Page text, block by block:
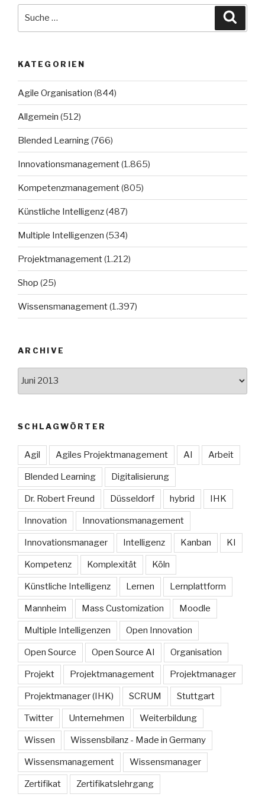
KATEGORIEN
Agile Organisation (844)
Allgemein (512)
Blended Learning(766)
Innovationsmanagement(1.865)
Kompetenzmanagement(805)
Künstliche Intelligenz(487)
Multiple Intelligenzen (534)
Projektmanagement(1.212)
Shop (25)
Wissensmanagement(1.397)
ARCHIVE
SCHLAGWÖRTER
Agil Agiles Projektmanagement AI Arbeit
Blended Learning Digitalisierung
Dr. Robert Freund Düsseldorf hybrid IHK
Innovation Innovationsmanagement
Innovationsmanager Intelligenz Kanban KI
Kompetenz Komplexität Köln
Künstliche Intelligenz Lernen Lernplattform
Mannheim Mass Customization Moodle
Multiple Intelligenzen Open Innovation
Open Source Open Source AI Organisation
Projekt Projektmanagement Projektmanager
Projektmanager (IHK) SCRUM Stuttgart
Twitter Unternehmen Weiterbildung
Wissen Wissensbilanz - Made in Germany
Wissensmanagement Wissensmanager
Zertifikat Zertifikatslehrgang